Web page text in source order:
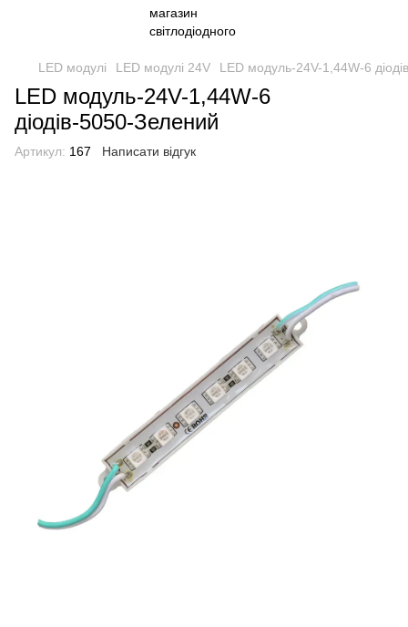
LED модулі LED модулі 24V LED модуль-24V-1,44W-6
LED модуль-24V-1,44W-6
діодів-5050-Зелений
Артикул: 167 Написати відгук